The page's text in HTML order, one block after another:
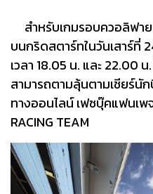
สำหรับเกมรอบควอลิฟาย
บนกริดสตาร์ทในวันเสาร์ที่
เวลา 18.05 น. และ 22.00 น
สามารถตามลุ้นตามเชียร์นั
ทางออนไลน์ เฟซบุ๊คแฟนเพ
RACING TEAM